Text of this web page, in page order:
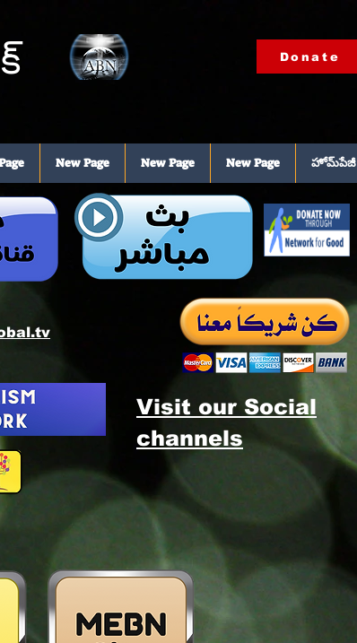
Donate
హోమ్‌పేజీ
New Page
New Page
New Page
Visit our Social
channels